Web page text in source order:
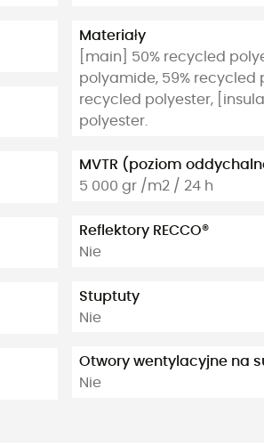
Materiały
[main] 50% recycled
polyamide, 59% recycled
recycled polyester,
polyester.
MVTR (poziom
5 000 gr /m2 / 24 h
Reflektory RECCO®
Nie
Stuptuty
Nie
Otwory wentylacyjne na
Nie